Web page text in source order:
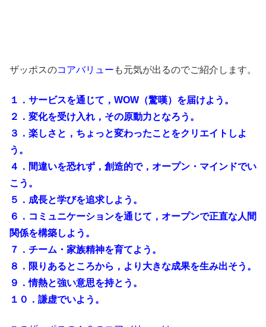
ザッポスのコアバリュー も元気が出るのでご紹介します。
１．サービスを通じて，WOW（驚嘆）を届けよう。
２．変化を受け入れ，その原動力となろう。
３．楽しさと，ちょっと変わったことをクリエイトしよ
う。
４．間違いを恐れず，創造的で，オープン・マインドでい
こう。
５．成長と学びを追求しよう。
６．コミュニケーションを通じて，オープンで正直な人間
関係を構築しよう。
７．チーム・家族精神を育てよう。
８．限りあるところから，より大きな成果を生み出そう。
９．情熱と強い意思を持とう。
１０．謙虚でいよう。